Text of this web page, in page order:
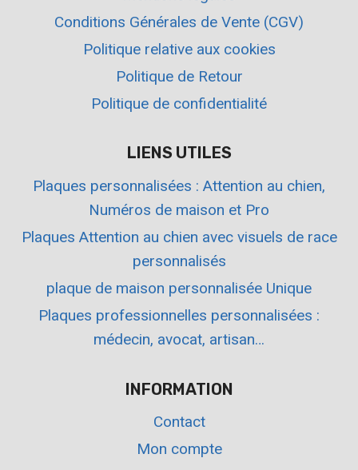
Conditions Générales de Vente (CGV)
Politique relative aux cookies
Politique de Retour
Politique de confidentialité
LIENS UTILES
Plaques personnalisées : Attention au chien,
Numéros de maison et Pro
Plaques Attention au chien avec visuels de race
personnalisés
plaque de maison personnalisée Unique
Plaques professionnelles personnalisées :
médecin, avocat, artisan…
INFORMATION
Contact
Mon compte